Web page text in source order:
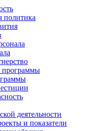
политика
деятельности
и показатели